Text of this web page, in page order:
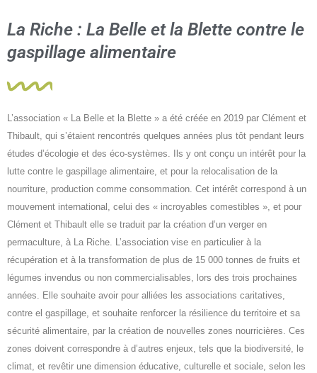
La Riche : La Belle et la Blette contre le
gaspillage alimentaire
L’association « La Belle et la Blette » a été créée en 2019 par Clément et
Thibault, qui s’étaient rencontrés quelques années plus tôt pendant leurs
études d’écologie et des éco-systèmes. Ils y ont conçu un intérêt pour la
lutte contre le gaspillage alimentaire, et pour la relocalisation de la
nourriture, production comme consommation. Cet intérêt correspond à un
mouvement international, celui des « incroyables comestibles », et pour
Clément et Thibault elle se traduit par la création d’un verger en
permaculture, à La Riche. L’association vise en particulier à la
récupération et à la transformation de plus de 15 000 tonnes de fruits et
légumes invendus ou non commercialisables, lors des trois prochaines
années. Elle souhaite avoir pour alliées les associations caritatives,
contre el gaspillage, et souhaite renforcer la résilience du territoire et sa
sécurité alimentaire, par la création de nouvelles zones nourricières. Ces
zones doivent correspondre à d’autres enjeux, tels que la biodiversité, le
climat, et revêtir une dimension éducative, culturelle et sociale, selon les